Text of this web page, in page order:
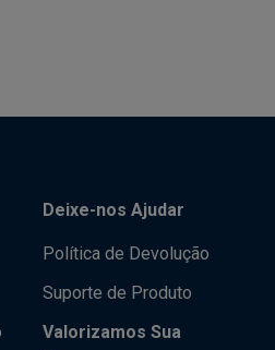
Deixe-nos Ajudar
Política de Devolução
Suporte de Produto
Valorizamos Sua